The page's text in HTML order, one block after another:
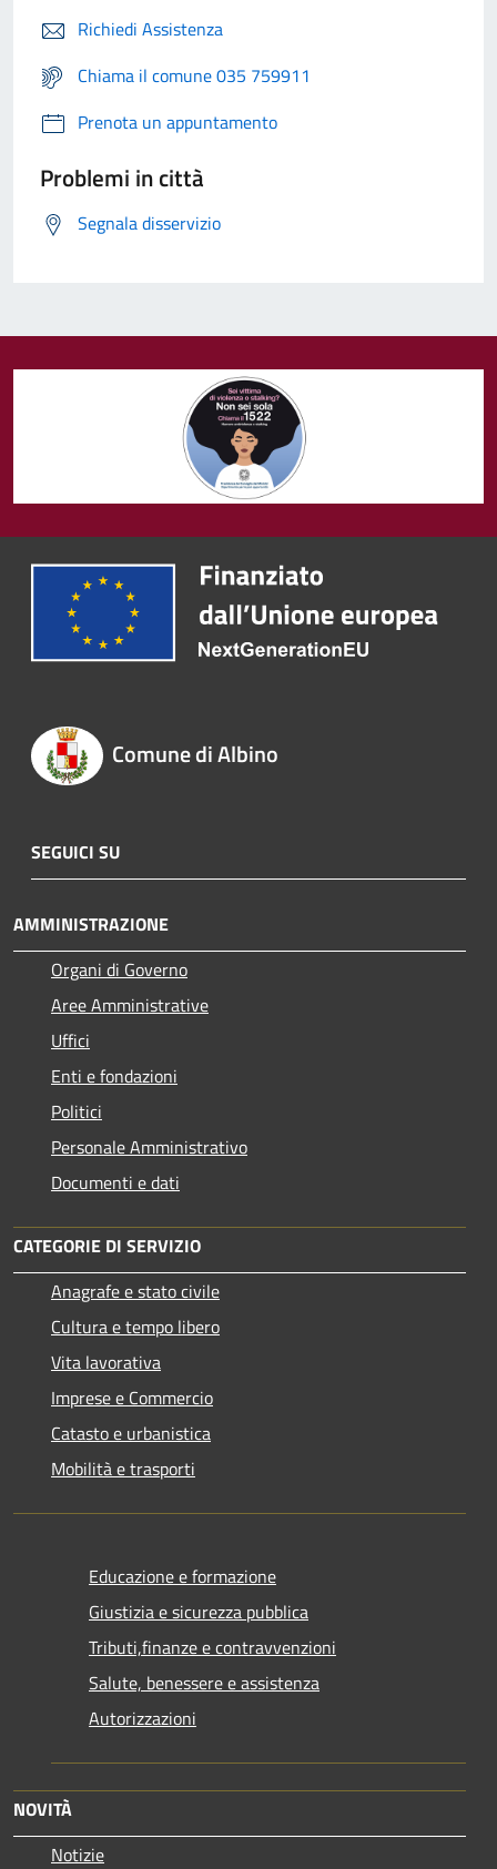
Richiedi Assistenza
Chiama il comune 035 759911
Prenota un appuntamento
Problemi in città
Segnala disservizio
Comune di Albino
SEGUICI SU
AMMINISTRAZIONE
Organi di Governo
Aree Amministrative
Uffici
Enti e fondazioni
Politici
Personale Amministrativo
Documenti e dati
CATEGORIE DI SERVIZIO
Anagrafe e stato civile
Cultura e tempo libero
Vita lavorativa
Imprese e Commercio
Catasto e urbanistica
Mobilità e trasporti
Educazione e formazione
Giustizia e sicurezza pubblica
Tributi,finanze e contravvenzioni
Salute, benessere e assistenza
Autorizzazioni
NOVITÀ
Notizie